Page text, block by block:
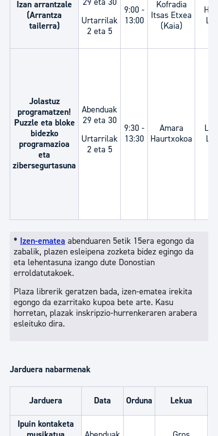
Izan arrantzale
(Arrantza
tailerra)
29 eta 30
Urtarrilak
2 eta 5
9:00 -
13:00
Kofradia
Itsas Etxea
(Kaia)
Jolastuz
programatzen!
Puzzle eta bloke
bidezko
programazioa
eta
zibersegurtasuna
Abenduak
29 eta 30
Urtarrilak
2 eta 5
9:30 -
13:30
Amara
Haurtxokoa
* Izen-ematea abenduaren 5etik 15era egongo da
zabalik, plazen esleipena zozketa bidez egingo da
eta lehentasuna izango dute Donostian
erroldatutakoek.
Plaza librerik geratzen bada, izen-ematea irekita
egongo da ezarritako kupoa bete arte. Kasu
horretan, plazak inskripzio-hurrenkeraren arabera
esleituko dira.
Jarduera nabarmenak
Jarduera Data Orduna Lekua
Ipuin kontaketa